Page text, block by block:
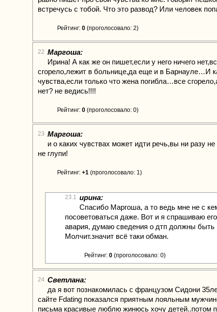
встречусь с тобой. Что это развод? Или человек
Рейтинг: 0 (проголосовало: 2)
22 Маргоша:
Ирина! А как же он пишет,если у него ничего
сгорело,лежит в больнице,да еще и в Барнауле…И
чувства,если только что жена погибла…все
нет? не ведись!!!!
Рейтинг: 0 (проголосовало: 0)
23 Маргоша:
и о каких чувствах может идти речь,вы ни разу
не глупи!
Рейтинг: +1 (проголосовало: 1)
23.1 ирина:
Спасибо Маргоша, а то ведь мне не с
посоветоваться даже. Вот и я спрашиваю
авария, думаю сведения о дтп должны быть
Молчит.значит всё таки обман.
Рейтинг: 0 (проголосовало: 0)
24 Светлана:
да я вот познакомилась с французом Сидони
сайте Fdating показался приятным лояльным
письма красивые люблю жинюсь хочу детей..потом